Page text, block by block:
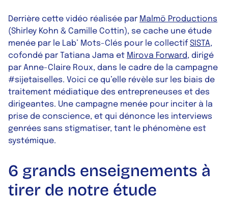
Derrière cette vidéo réalisée par Malmö Productions
(Shirley Kohn & Camille Cottin), se cache une étude
menée par le Lab’ Mots-Clés pour le collectif SISTA,
cofondé par Tatiana Jama et Mirova Forward, dirigé
par Anne-Claire Roux, dans le cadre de la campagne
#sijetaiselles. Voici ce qu’elle révèle sur les biais de
traitement médiatique des entrepreneuses et des
dirigeantes. Une campagne menée pour inciter à la
prise de conscience, et qui dénonce les interviews
genrées sans stigmatiser, tant le phénomène est
systémique.
6 grands enseignements à
tirer de notre étude